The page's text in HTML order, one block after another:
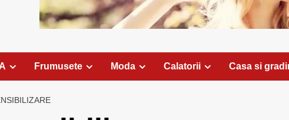
Frumusete Moda Calatorii Casa si